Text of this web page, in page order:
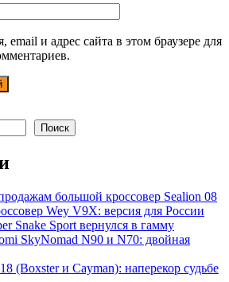
и адрес сайта в этом браузере для
Поиск
большой кроссовер Sealion 08
Wey V9X: версия для России
Snake Sport вернулся в гамму
SkyNomad N90 и N70: двойная
(Boxster и Cayman): наперекор судьбе